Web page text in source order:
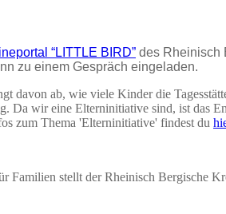
“LITTLE BIRD” des Rheinisch
zu einem Gespräch eingeladen.
davon ab, wie viele Kinder die
Da wir eine Elterninitiative sind, ist das
zum Thema 'Elterninitiative' findest du
Familien stellt der Rheinisch Bergische